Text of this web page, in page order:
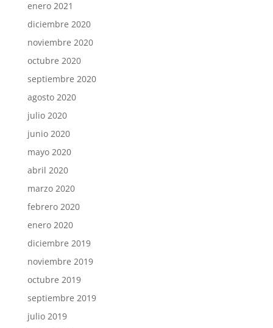
enero 2021
diciembre 2020
noviembre 2020
octubre 2020
septiembre 2020
agosto 2020
julio 2020
junio 2020
mayo 2020
abril 2020
marzo 2020
febrero 2020
enero 2020
diciembre 2019
noviembre 2019
octubre 2019
septiembre 2019
julio 2019